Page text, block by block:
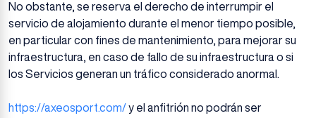
No obstante, se reserva el derecho de interrumpir el
servicio de alojamiento durante el menor tiempo posible,
en particular con fines de mantenimiento, para mejorar su
infraestructura, en caso de fallo de su infraestructura o si
los Servicios generan un tráfico considerado anormal.
https://axeosport.com/y el anfitrión no podrán ser